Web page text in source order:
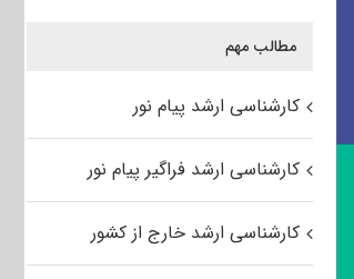
مطالب مهم
کارشناسی ارشد پیام نور
کارشناسی ارشد فراگیر پیام نور
کارشناسی ارشد خارج از کشور